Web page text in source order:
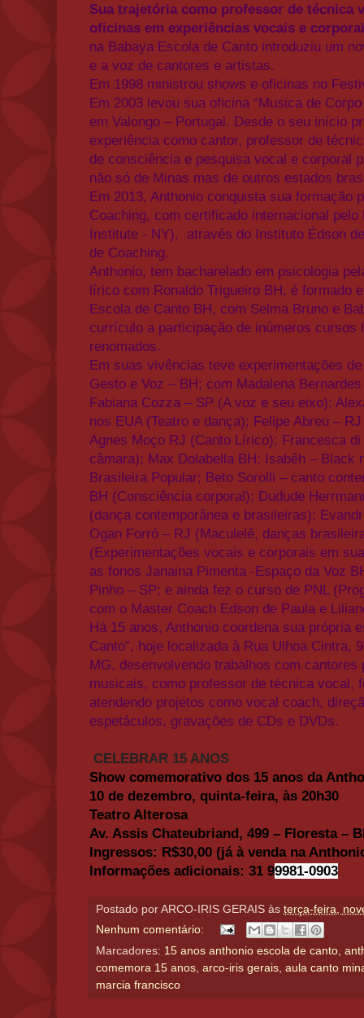
Sua trajetória como professor de técnica
oficinas em experiências vocais e
na Babaya Escola de Canto introduziu um
e a voz de cantores e artistas.
Em 1998 ministrou shows e oficinas no
Em 2003 levou sua oficina “Musica de
em Valongo – Portugal. Desde o seu início
experiência como cantor, professor de
de consciência e pesquisa vocal e corporal
não só de Minas mas de outros estados
Em 2013, Anthonio conquista sua formação
Coaching, com certificado internacional
Institute - NY), através do Instituto Édson
de Coaching.
Anthonio, tem bacharelado em psicologia
lírico com Ronaldo Trigueiro BH, é formado
Escola de Canto BH, com Selma Bruno e
currículo a participação de inúmeros cursos
renomados.
Em suas vivências teve experimentações
Gesto e Voz – BH; com Madalena
Fabiana Cozza – SP (A voz e seu eixo);
nos EUA (Teatro e dança); Felipe Abreu –
Agnes Moço RJ (Canto Lírico); Francesca
câmara); Max Dolabella BH; Isabêh – Black
Brasileira Popular; Beto Sorolli – canto
BH (Consciência corporal); Dudude
(dança contemporânea e brasileiras);
Ogan Forró – RJ (Maculelê, danças
(Experimentações vocais e corporais em
as fonos Janaina Pimenta -Espaço da Voz
Pinho – SP; e ainda fez o curso de PNL
com o Master Coach Edson de Paula e
Há 15 anos, Anthonio coordena sua própria
Canto”, hoje localizada à Rua Ulhoa Cintra,
MG, desenvolvendo trabalhos com
musicais, como professor de técnica vocal,
atendendo projetos como vocal coach,
espetáculos, gravações de CDs e DVDs.
CELEBRAR 15 ANOS
Show comemorativo dos 15 anos da
10 de dezembro, quinta-feira, às 20h30
Teatro Alterosa
Av. Assis Chateubriand, 499 – Floresta –
Ingressos: R$30,00 (já à venda na
Informações adicionais: 31 99981-0903
Postado por ARCO-IRIS GERAIS às terça-feira,
Nenhum comentário:
Marcadores: 15 anos anthonio escola de canto,
comemora 15 anos, arco-iris gerais, aula canto
marcia francisco